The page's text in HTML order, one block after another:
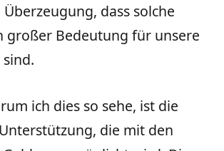
dass solche
großer Bedeutung für unsere
ich dies so sehe, ist die
die mit den